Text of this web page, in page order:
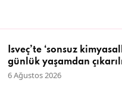
İsveç’te ‘sonsuz
günlük yaşamdan
6 Ağustos 2026